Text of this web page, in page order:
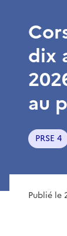
dix
au
PRSE 4
Publié le